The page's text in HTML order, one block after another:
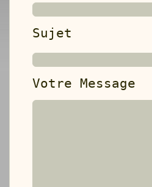
Sujet
Votre Message